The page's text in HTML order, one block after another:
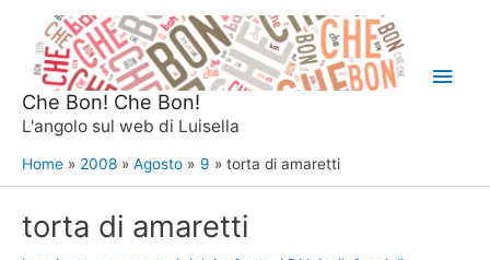
contenuto
Che Bon! Che Bon!
L'angolo sul web di Luisella
Home 2008 Agosto 9 torta di amaretti
torta di amaretti